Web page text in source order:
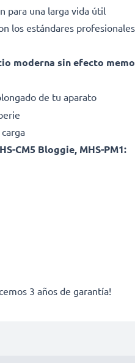
para una larga vida útil
los estándares profesionales
moderna sin efecto
de tu aparato
CM5 Bloggie, MHS-PM1:
3 años de garantía!